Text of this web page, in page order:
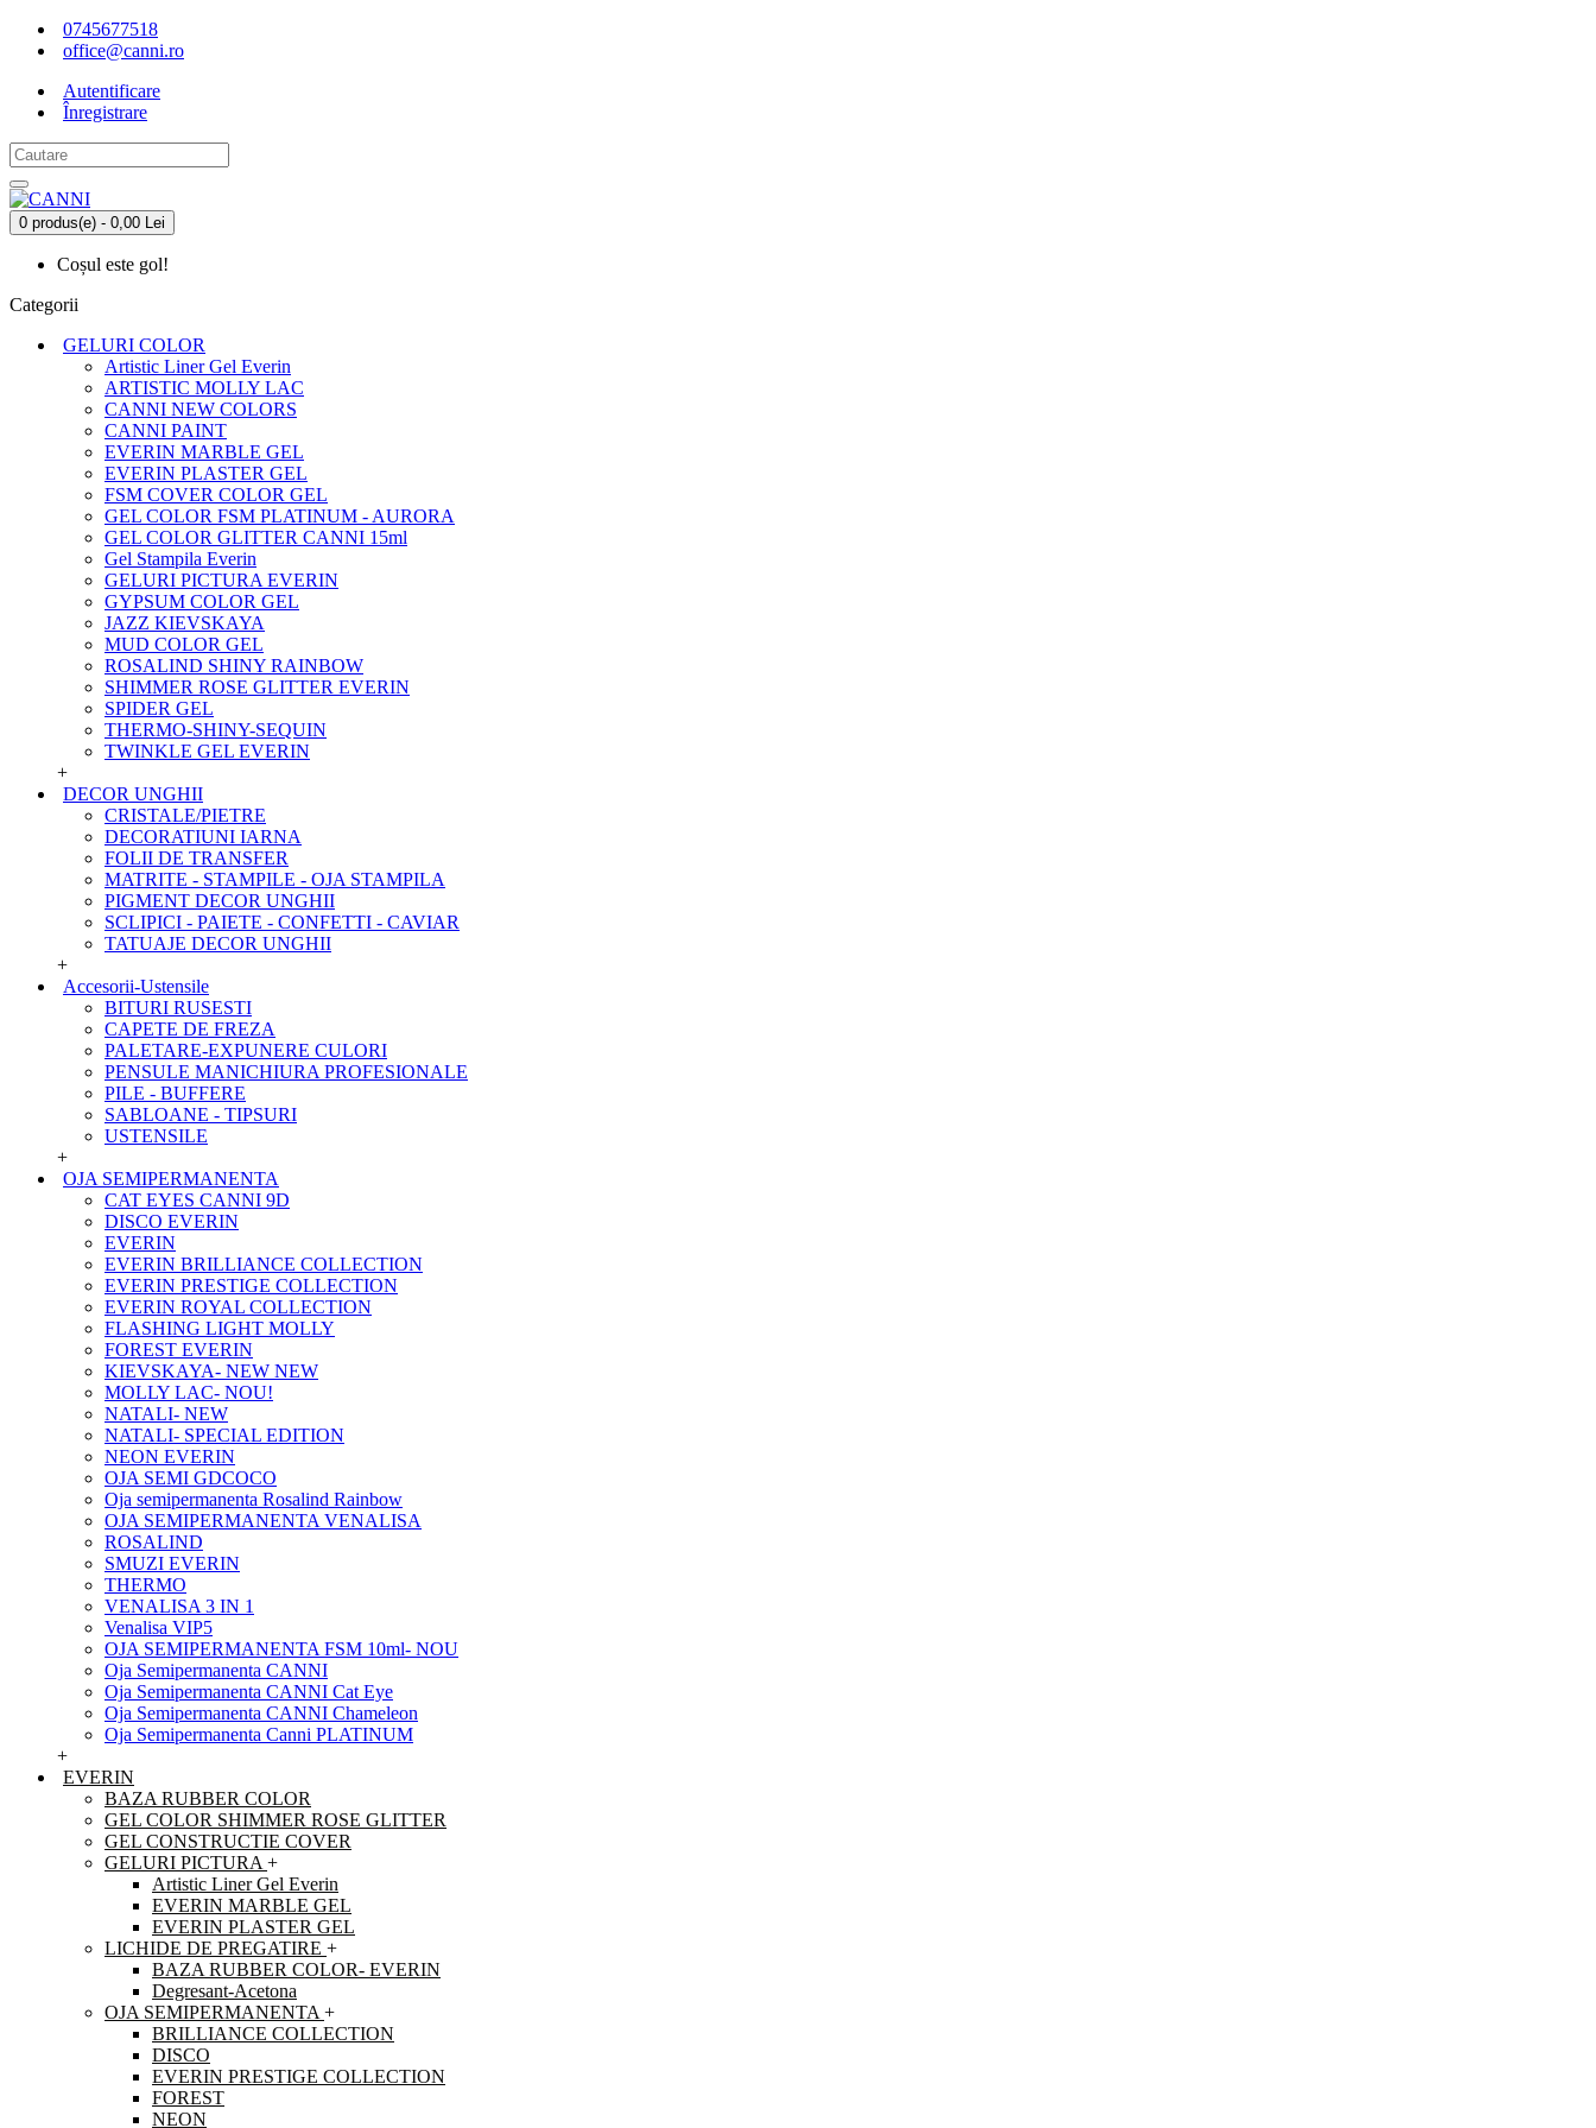
0745677518
office@canni.ro
Autentificare
Înregistrare
0 produs(e) - 0,00 Lei
Coșul este gol!
Categorii
GELURI COLOR
Artistic Liner Gel Everin
ARTISTIC MOLLY LAC
CANNI NEW COLORS
CANNI PAINT
EVERIN MARBLE GEL
EVERIN PLASTER GEL
FSM COVER COLOR GEL
GEL COLOR FSM PLATINUM - AURORA
GEL COLOR GLITTER CANNI 15ml
Gel Stampila Everin
GELURI PICTURA EVERIN
GYPSUM COLOR GEL
JAZZ KIEVSKAYA
MUD COLOR GEL
ROSALIND SHINY RAINBOW
SHIMMER ROSE GLITTER EVERIN
SPIDER GEL
THERMO-SHINY-SEQUIN
TWINKLE GEL EVERIN
+
DECOR UNGHII
CRISTALE/PIETRE
DECORATIUNI IARNA
FOLII DE TRANSFER
MATRITE - STAMPILE - OJA STAMPILA
PIGMENT DECOR UNGHII
SCLIPICI - PAIETE - CONFETTI - CAVIAR
TATUAJE DECOR UNGHII
+
Accesorii-Ustensile
BITURI RUSESTI
CAPETE DE FREZA
PALETARE-EXPUNERE CULORI
PENSULE MANICHIURA PROFESIONALE
PILE - BUFFERE
SABLOANE - TIPSURI
USTENSILE
+
OJA SEMIPERMANENTA
CAT EYES CANNI 9D
DISCO EVERIN
EVERIN
EVERIN BRILLIANCE COLLECTION
EVERIN PRESTIGE COLLECTION
EVERIN ROYAL COLLECTION
FLASHING LIGHT MOLLY
FOREST EVERIN
KIEVSKAYA- NEW NEW
MOLLY LAC- NOU!
NATALI- NEW
NATALI- SPECIAL EDITION
NEON EVERIN
OJA SEMI GDCOCO
Oja semipermanenta Rosalind Rainbow
OJA SEMIPERMANENTA VENALISA
ROSALIND
SMUZI EVERIN
THERMO
VENALISA 3 IN 1
Venalisa VIP5
OJA SEMIPERMANENTA FSM 10ml- NOU
Oja Semipermanenta CANNI
Oja Semipermanenta CANNI Cat Eye
Oja Semipermanenta CANNI Chameleon
Oja Semipermanenta Canni PLATINUM
+
EVERIN
BAZA RUBBER COLOR
GEL COLOR SHIMMER ROSE GLITTER
GEL CONSTRUCTIE COVER
GELURI PICTURA +
Artistic Liner Gel Everin
EVERIN MARBLE GEL
EVERIN PLASTER GEL
LICHIDE DE PREGATIRE +
BAZA RUBBER COLOR- EVERIN
Degresant-Acetona
OJA SEMIPERMANENTA +
BRILLIANCE COLLECTION
DISCO
EVERIN PRESTIGE COLLECTION
FOREST
NEON